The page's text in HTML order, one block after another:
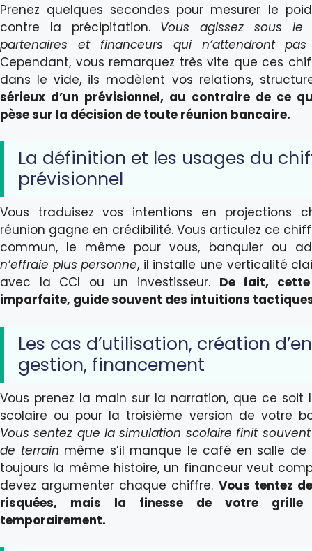
Prenez quelques secondes pour mesurer le
contre la précipitation. Vous agissez sous le
partenaires et financeurs qui n’attendront pas
Cependant, vous remarquez très vite que ces
dans le vide, ils modèlent vos relations,
sérieux d’un prévisionnel, au contraire de ce
pèse sur la décision de toute réunion bancaire.
La définition et les usages du
prévisionnel
Vous traduisez vos intentions en projections
réunion gagne en crédibilité. Vous articulez ce
commun, le même pour vous, banquier ou
n’effraie plus personne, il installe une verticalité
avec la CCI ou un investisseur. De fait, cette
imparfaite, guide souvent des intuitions
Les cas d’utilisation, création
gestion, financement
Vous prenez la main sur la narration, que ce soit
scolaire ou pour la troisième version de votre
Vous sentez que la simulation scolaire finit
de terrain même s’il manque le café en salle de
toujours la même histoire, un financeur veut
devez argumenter chaque chiffre. Vous tentez
risquées, mais la finesse de votre grille
temporairement.